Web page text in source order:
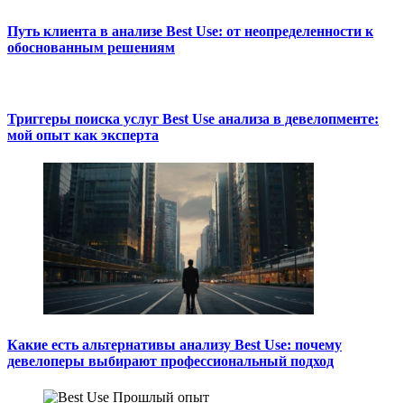
Путь клиента в анализе Best Use: от неопределенности к
обоснованным решениям
Триггеры поиска услуг Best Use анализа в девелопменте:
мой опыт как эксперта
Какие есть альтернативы анализу Best Use: почему
девелоперы выбирают профессиональный подход